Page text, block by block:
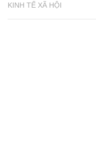
KINH TẾ XÃ HỘI